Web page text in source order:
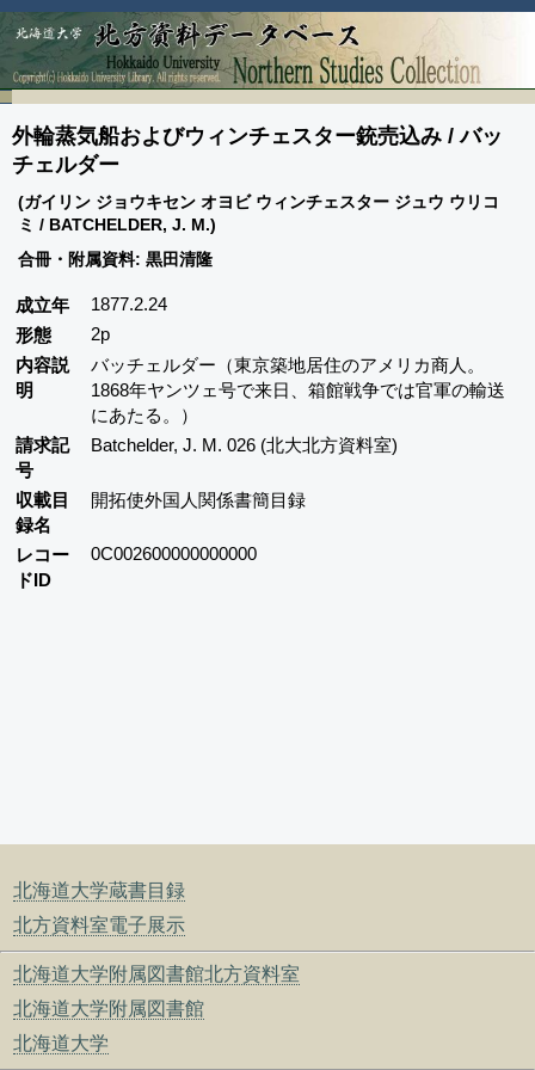
北海道大学蔵書目録
北方資料室電子展示
北海道大学附属図書館北方資料室
北海道大学附属図書館
北海道大学
外輪蒸気船およびウィンチェスター銃売込み / バッ
チェルダー
(ガイリン ジョウキセン オヨビ ウィンチェスター ジュウ ウリコ
ミ / BATCHELDER, J. M.)
合冊・附属資料: 黒田清隆
成立年
1877.2.24
形態
2p
内容説
明
バッチェルダー（東京築地居住のアメリカ商人。
1868年ヤンツェ号で来日、箱館戦争では官軍の輸送
にあたる。）
請求記
号
Batchelder, J. M. 026 (北大北方資料室)
収載目
録名
開拓使外国人関係書簡目録
レコー
ドID
0C002600000000000